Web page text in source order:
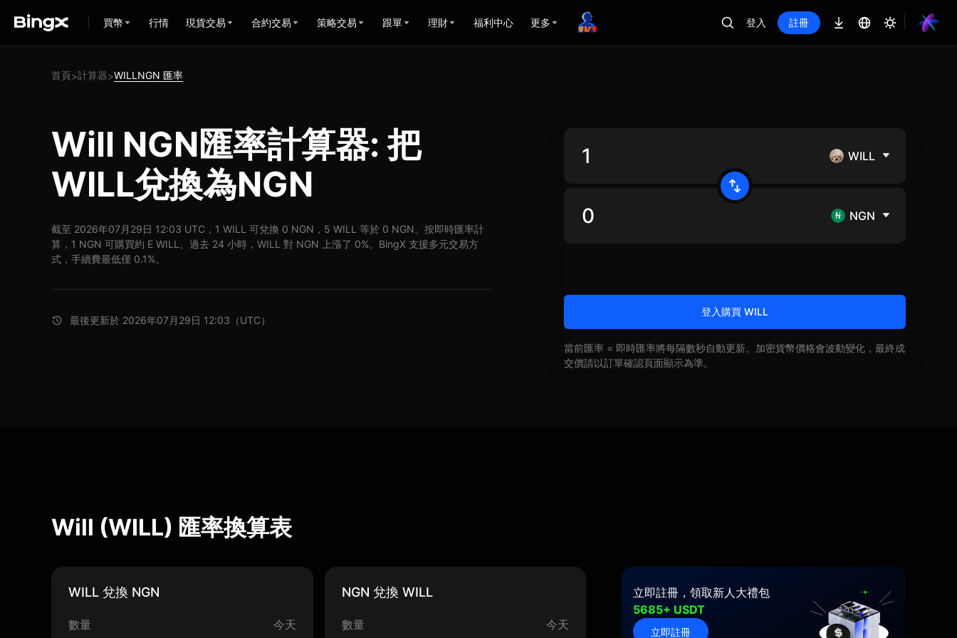
買幣 行情 現貨交易 合約交易 策略交易 跟單 理財 福利中心 更多 登入 註冊
首頁>計算器>WILLNGN 匯率
Will NGN匯率計算器: 把
WILL兌換為NGN
截至 2026年07月29日 12:03 UTC，1 WILL 可兌換 0 NGN，5 WILL 等於 0 NGN。按即時匯率計
算，1 NGN 可購買約 E WILL。過去 24 小時，WILL 對 NGN 上漲了 0%。BingX 支援多元交易方
式，手續費最低僅 0.1%。
最後更新於 2026年07月29日 12:03（UTC）
WILL
NGN
登入購買 WILL
當前匯率 = 即時匯率將每隔數秒自動更新。加密貨幣價格會波動變化，最終成
交價請以訂單確認頁面顯示為準。
Will (WILL) 匯率換算表
WILL 兌換 NGN
數量 今天
NGN 兌換 WILL
數量 今天
立即註冊，領取新人大禮包
5685+ USDT
立即註冊